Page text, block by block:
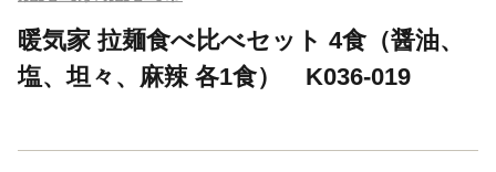
暖気家 拉麺食べ比べセット 4食（醤油、
塩、坦々、麻辣 各1食） K036-019